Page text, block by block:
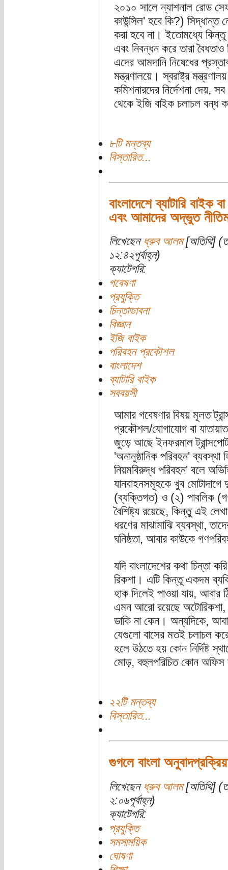
২০১০ সালে ন্যাশনাল রোড
কাউন্সিল' হবে কি?) সিদ্ধান্ত
করা হবে না। ইতোমধ্যে কিন্তু
এবং নিবন্ধন করে তারা
এদের আমদানি নিষেধের
মন্ত্রণালয়ে। স্বরাষ্ট্র
কমিশনারদের নির্দেশনা দেয়,
থেকে ইজি বাইক চলাচল বন্ধ
৮টি মন্তব্য
বিস্তারিত...
বাংলাদেশে ব্যাটারি বাইক
এবং আমাদের অদ্ভুত
লিখেছেন ধ্রুব আলম[অতিথি]
১২:৪২পূর্বাহ্ন)
ক্যাটেগরি:
গবেষণা
প্রযুক্তি
চিন্তাভাবনা
বিজ্ঞান
ইজি বাইক
পরিবহন প্রকৌশল
বাংলাদেশ
ব্যাটারি বাইক
সববয়সী
আমার গবেষণার বিষয় মূলত
প্রকৌশল/যোগাযোগ বা
জুড়ে আছে ইনফরমাল ট্রান্সপোর্ট
'অনানুষ্ঠানিক পরিবহন' ব্যবস্থা
নিয়মবিরুদ্ধ পরিবহন' বলে
যানবাহনসমূহকে খুব
(ব্যক্তিগত) ও (২) পাবলিক
বৈশিষ্ট্য রয়েছে, কিন্তু এই
ধরণের মাঝামাঝি ব্যবস্থা,
ঘনিষ্ঠতা, আবার কাউকে
যদি বাংলাদেশের কথা চিন্তা
রিকশা। এটি কিন্তু একদম
হাক দিলেই পাওয়া যায়, আবার
এমন আরো রয়েছে অটোরিকশা,
ডাকি না কেন। অন্যদিকে,
যেগুলো বাসের মতই চলাচল করে
হলে উঠতে হয় কোন নির্দিষ্ট
মোড়, বহুলপরিচিত কোন অফিস
২২টি মন্তব্য
বিস্তারিত...
গুগলে বাংলা
লিখেছেন ধ্রুব আলম[অতিথি]
২:০৬পূর্বাহ্ন)
ক্যাটেগরি:
প্রযুক্তি
সমসাময়িক
ঘোষণা